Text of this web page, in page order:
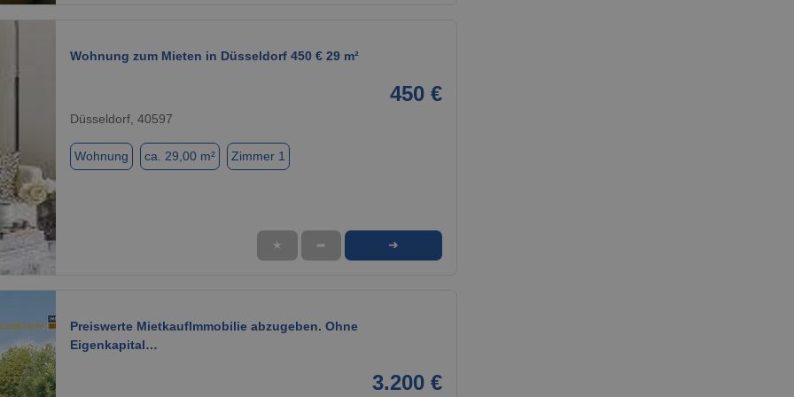
Wohnung zum Mieten in Düsseldorf 450 € 29 m²
450 €
Düsseldorf, 40597
Wohnung ca. 29,00 m² Zimmer 1
★ ➦ ➜
Preiswerte MietkaufImmobilie abzugeben. Ohne
Eigenkapital…
3.200 €